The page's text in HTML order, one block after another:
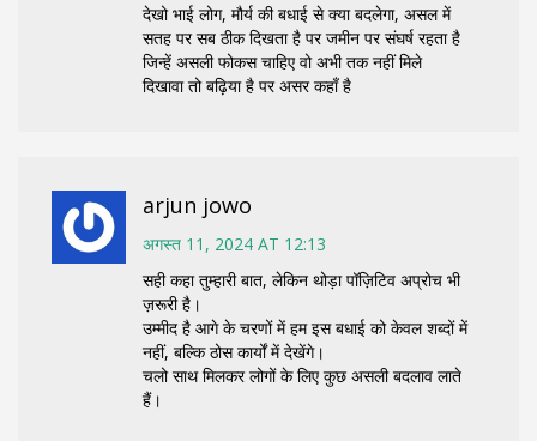
देखो भाई लोग, मौर्य की बधाई से क्या बदलेगा, असल में
सतह पर सब ठीक दिखता है पर जमीन पर संघर्ष रहता है
जिन्हें असली फोकस चाहिए वो अभी तक नहीं मिले
दिखावा तो बढ़िया है पर असर कहाँ है
arjun jowo
अगस्त 11, 2024 AT 12:13
सही कहा तुम्हारी बात, लेकिन थोड़ा पॉज़िटिव अप्रोच भी
ज़रूरी है।
उम्मीद है आगे के चरणों में हम इस बधाई को केवल शब्दों में
नहीं, बल्कि ठोस कार्यों में देखेंगे।
चलो साथ मिलकर लोगों के लिए कुछ असली बदलाव लाते
हैं।